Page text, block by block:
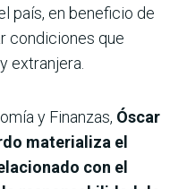
país, en beneficio de
condiciones que
extranjera.
y Finanzas, Óscar
materializa el
con el